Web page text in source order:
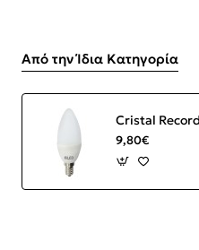
Από την Ίδια Κατηγορία
9,80€